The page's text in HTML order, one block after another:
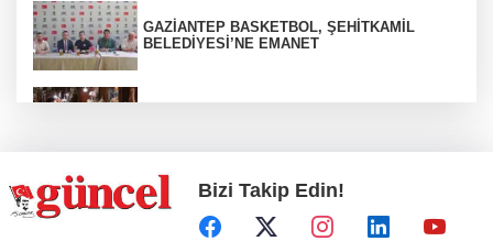
GAZİANTEP BASKETBOL, ŞEHİTKAMİL
BELEDİYESİ’NE EMANET
Silahlar ve tarihi eserler ele geçirildi
Bizi Takip Edin!